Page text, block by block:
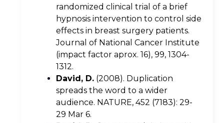
randomized clinical trial of a brief
hypnosis intervention to control side
effects in breast surgery patients.
Journal of National Cancer Institute
(impact factor aprox. 16), 99, 1304-
1312.
David, D.(2008). Duplication
spreads the word to a wider
audience. NATURE, 452 (7183): 29-
29 Mar 6.